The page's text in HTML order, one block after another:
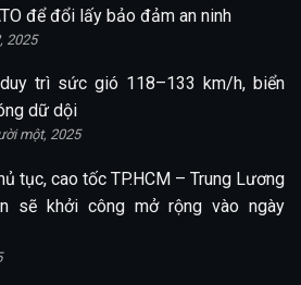
để đổi lấy bảo đảm an ninh
2025
trì sức gió 118–133 km/h, biển
dữ dội
một, 2025
tục, cao tốc TP.HCM – Trung Lương
sẽ khởi công mở rộng vào ngày